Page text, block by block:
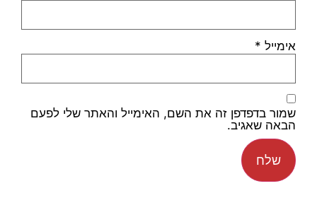
אימייל *
שמור בדפדפן זה את השם, האימייל והאתר שלי לפעם
הבאה שאגיב.